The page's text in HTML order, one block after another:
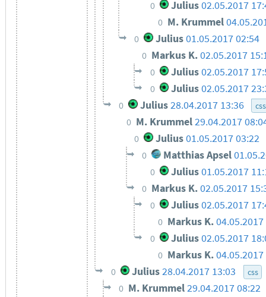
0 Julius02.05.2017
0 M. Krummel
0 Julius01.05.2017 02:54
0 Markus K.02.05.2017
0 Julius02.05.2017
0 Julius02.05.2017
0 Julius 28.04.2017 13:36 css
0 M. Krummel29.04.2017
0 Julius01.05.2017 03:22
0 Matthias Apsel
0 Julius01.05.2017
0 Markus K.02.05.2017
0 Julius02.05.2017
0 Markus K.
0 Julius02.05.2017
0 Markus K.
0 Julius28.04.2017 13:03 css
0 M. Krummel29.04.2017 08:22